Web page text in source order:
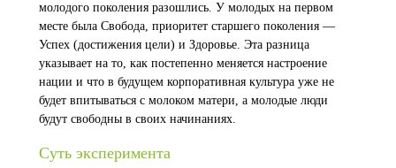
молодого поколения разошлись. У молодых на первом
месте была Свобода, приоритет старшего поколения —
Успех (достижения цели) и Здоровье. Эта разница
указывает на то, как постепенно меняется настроение
нации и что в будущем корпоративная культура уже не
будет впитываться с молоком матери, а молодые люди
будут свободны в своих начинаниях.
Суть эксперимента